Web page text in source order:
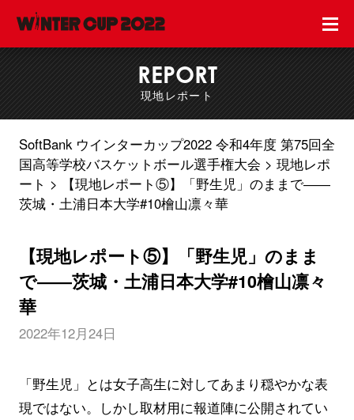
REPORT
現地レポート
SoftBank ウインターカップ2022 令和4年度 第75回全
国高等学校バスケットボール選手権大会
現地レポ
ート
【現地レポート⑤】「野生児」のままで――
茨城・土浦日本大学#10檜山凛々華
【現地レポート⑤】「野生児」のまま
で――茨城・土浦日本大学#10檜山凛々
華
2022年12月24日
「野生児」とは女子高生に対してあまり穏やかな表
現ではない。しかし取材用に報道陣に公開されてい